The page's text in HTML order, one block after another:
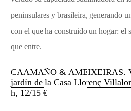
peninsulares y brasileira, generando
con el que ha construido un hogar: el
que entre.
CAAMAÑO & AMEIXEIRAS.
jardín de la Casa Llorenç
h, 12/15 €